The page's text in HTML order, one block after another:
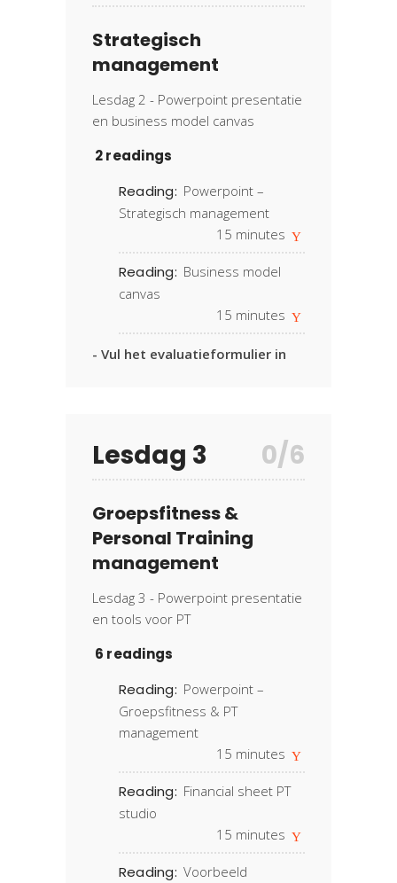
Strategisch
management
Lesdag 2 - Powerpoint presentatie
en business model canvas
2 readings
Reading: Powerpoint –
Strategisch management
15 minutes
Reading: Business model
canvas
15 minutes
- Vul het evaluatieformulier in
Lesdag 3 0/6
Groepsfitness &
Personal Training
management
Lesdag 3 - Powerpoint presentatie
en tools voor PT
6 readings
Reading: Powerpoint –
Groepsfitness & PT
management
15 minutes
Reading: Financial sheet PT
studio
15 minutes
Reading: Voorbeeld